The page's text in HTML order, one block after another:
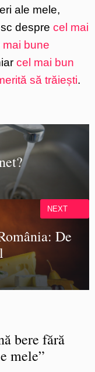
ale mele,
despre cel mai
mai bune
cel mai bun
să trăiești.
De
NEXT
bere fără
mele”